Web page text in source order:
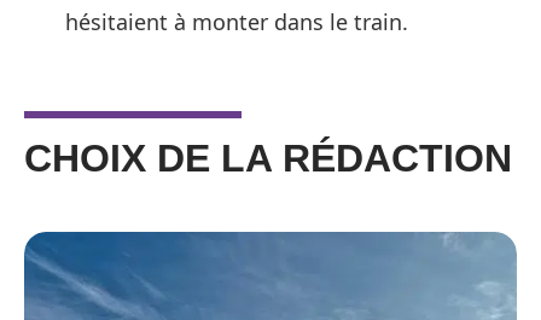
hésitaient à monter dans le train.
CHOIX DE LA RÉDACTION